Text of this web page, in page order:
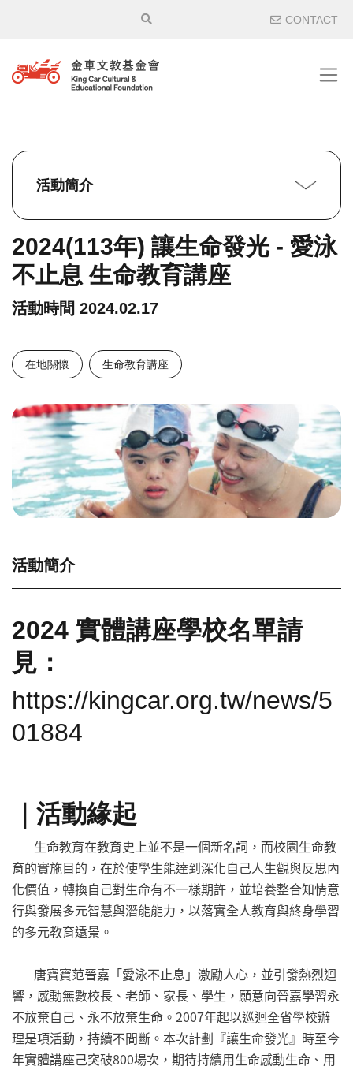
輔助選
CONTACT
活動簡介
2024(113年) 讓生命發光 - 愛泳
不止息 生命教育講座
活動時間 2024.02.17
在地關懷 生命教育講座
活動簡介
2024 實體講座學校名單請
見：
https://kingcar.org.tw/news/5
01884
｜活動緣起
生命教育在教育史上並不是一個新名詞，而校園生命教
育的實施目的，在於使學生能達到深化自己人生觀與反思內
化價值，轉換自己對生命有不一樣期許，並培養整合知情意
行與發展多元智慧與潛能能力，以落實全人教育與終身學習
的多元教育遠景。
唐寶寶范晉嘉「愛泳不止息」激勵人心，並引發熱烈迴
響，感動無數校長、老師、家長、學生，願意向晉嘉學習永
不放棄自己、永不放棄生命。2007年起以巡迴全省學校辦
理是項活動，持續不間斷。本次計劃『讓生命發光』時至今
年實體講座己突破800場次，期待持續用生命感動生命、用